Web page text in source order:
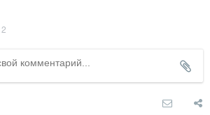
2